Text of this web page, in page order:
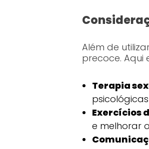
Além de
precoce.
Terapia
Exercícios
e melhorar